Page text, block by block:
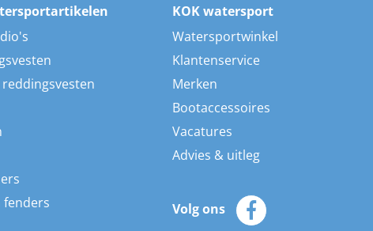
fenders
KOK watersport
Watersportwinkel
Klantenservice
Merken
Bootaccessoires
Vacatures
Advies & uitleg
Volg ons